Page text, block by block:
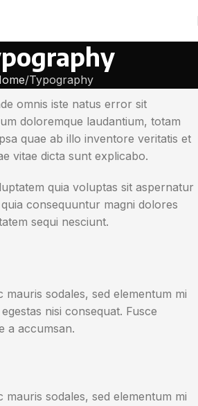
Typography
omnis iste natus error sit
doloremque laudantium, totam
quae ab illo inventore veritatis et
vitae dicta sunt explicabo.
quia voluptas sit aspernatur
consequuntur magni dolores
sequi nesciunt.
sodales, sed elementum mi
nisi consequat. Fusce
a accumsan.
sodales, sed elementum mi